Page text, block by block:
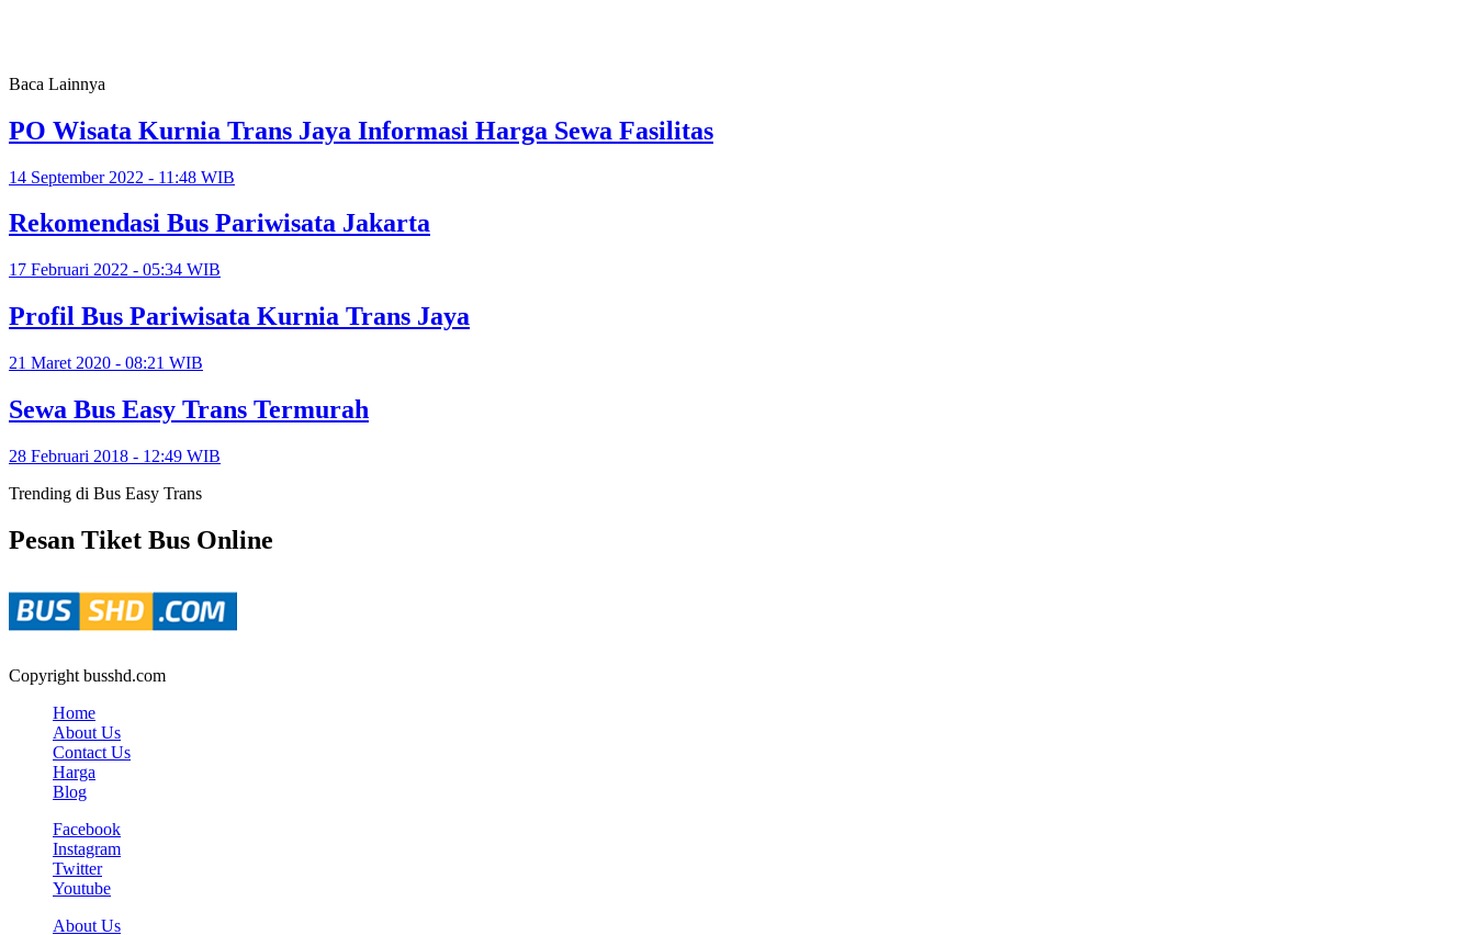
Baca Lainnya
PO Wisata Kurnia Trans Jaya Informasi Harga Sewa Fasilitas
14 September 2022 - 11:48 WIB
Rekomendasi Bus Pariwisata Jakarta
17 Februari 2022 - 05:34 WIB
Profil Bus Pariwisata Kurnia Trans Jaya
21 Maret 2020 - 08:21 WIB
Sewa Bus Easy Trans Termurah
28 Februari 2018 - 12:49 WIB
Trending di Bus Easy Trans
Pesan Tiket Bus Online
Copyright busshd.com
Home
About Us
Contact Us
Harga
Blog
Facebook
Instagram
Twitter
Youtube
About Us